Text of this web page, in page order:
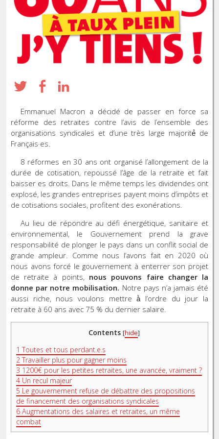
Emmanuel Macron a décidé de passer en force sa
réforme des retraites contre l’avis de l’ensemble des
organisations syndicales et d’une très large majorité́ de
Français·es.
8 réformes en 30 ans ont organisé l’allongement de la
durée de cotisation, repoussé l’âge de la retraite et fait
baisser es droits. Dans le même temps les dividendes ont
explosé, les grandes entreprises payent moins d’impôts et
de cotisations sociales, profitent des exonérations.
Au lieu de répondre au défi énergétique, sanitaire et
environnemental, le Gouvernement prend la grave
responsabilité de plonger le pays dans un conflit social de
grande ampleur. Comme nous l’avons fait en 2020 où
nous avons forcé le gouvernement à enterrer son projet
de retraite à points, nous pouvons faire changer la
donne par notre mobilisation. Notre pays n’a jamais été
aussi riche, nous voulons mettre à̀ l’ordre du jour la
retraite à 60 ans avec 75 % du dernier salaire.
Contents [hide]
1 Toutes et tous perdant.e.s
2Travailler plus pour gagner moins
3 1200€ pour les petites retraites, une avancée, vraiment ?
4Un recul majeur
5 Le gouvernement refuse de débattre des propositions
de financement des organisations syndicales
6Augmentations des salaires et retraites, un même
combat